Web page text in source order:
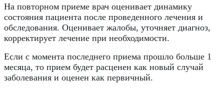
На повторном приеме врач оценивает динамику
состояния пациента после проведенного лечения и
обследования. Оценивает жалобы, уточняет диагноз,
корректирует лечение при необходимости.
Если с момента последнего приема прошло больше 1
месяца, то прием будет расценен как новый случай
заболевания и оценен как первичный.